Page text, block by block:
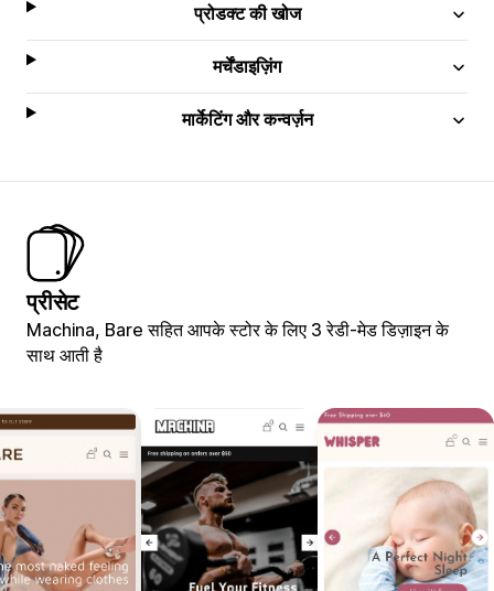
प्रोडक्ट की खोज
मर्चेंडाइज़िंग
मार्केटिंग और कन्वर्ज़न
प्रीसेट
Machina, Bare सहित आपके स्टोर के लिए 3 रेडी-मेड डिज़ाइन के
साथ आती है